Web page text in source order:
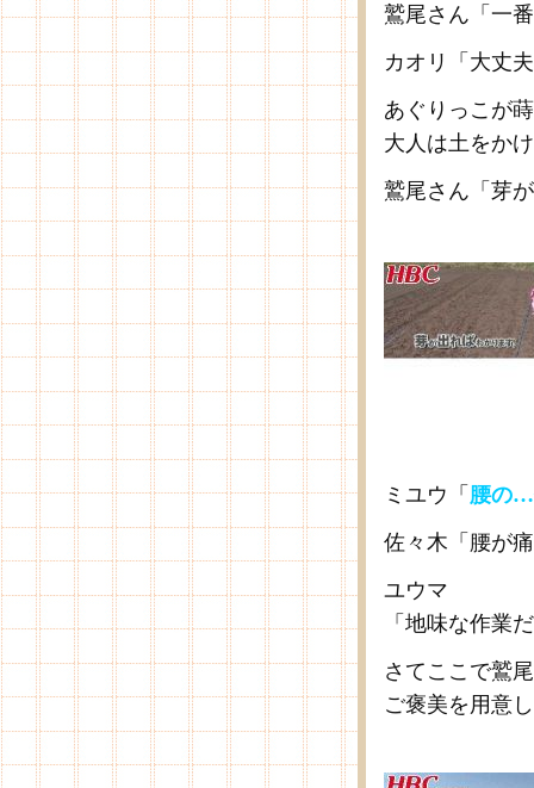
鷲尾さん「一
カオリ「大丈
あぐりっこが
大人は土をか
鷲尾さん「芽
ミユウ「 腰の
佐々木「腰が
ユウマ
「地味な作業
さてここで鷲
ご褒美を用意